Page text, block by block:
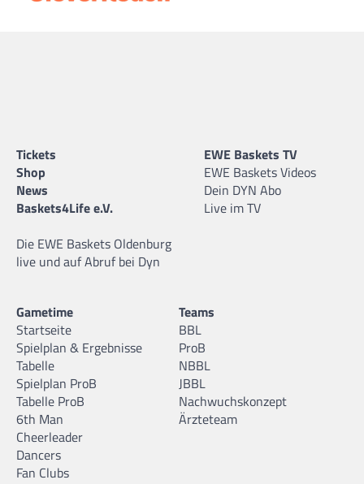
Tickets
Shop
News
Baskets4Life e.V.
Die EWE Baskets Oldenburg
live und auf Abruf bei Dyn
EWE Baskets TV
EWE Baskets Videos
Dein DYN Abo
Live im TV
Gametime
Startseite
Spielplan & Ergebnisse
Tabelle
Spielplan ProB
Tabelle ProB
6th Man
Cheerleader
Dancers
Fan Clubs
Teams
BBL
ProB
NBBL
JBBL
Nachwuchskonzept
Ärzteteam